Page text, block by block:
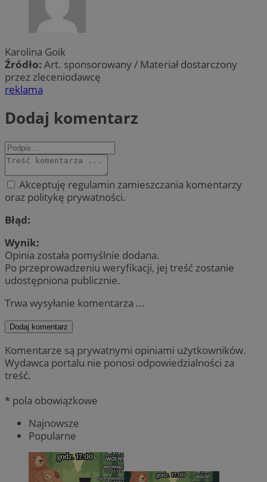
Karolina Goik
Źródło: Art. sponsorowany / Materiał dostarczony
przez zleceniodawcę
reklama
Dodaj komentarz
Akceptuję regulamin zamieszczania komentarzy
oraz politykę prywatności.
Błąd:
Wynik:
Opinia została pomyślnie dodana.
Po przeprowadzeniu weryfikacji, jej treść zostanie
udostępniona publicznie.
Trwa wysyłanie komentarza ...
Dodaj komentarz
Komentarze są prywatnymi opiniami użytkowników.
Wydawca portalu nie ponosi odpowiedzialności za
treść.
* pola obowiązkowe
Najnowsze
Popularne